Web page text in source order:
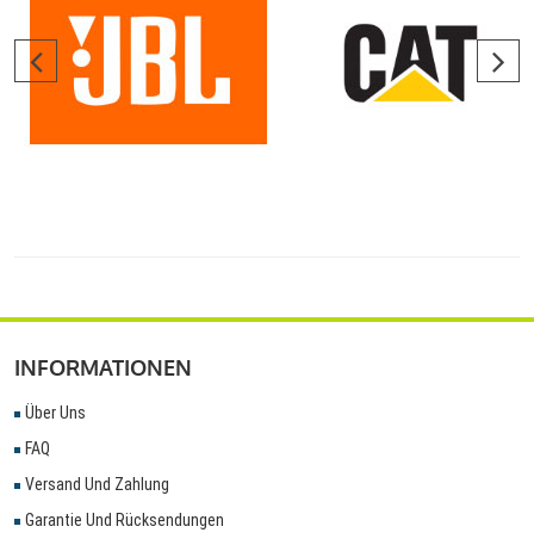
INFORMATIONEN
Über Uns
FAQ
Versand Und Zahlung
Garantie Und Rücksendungen